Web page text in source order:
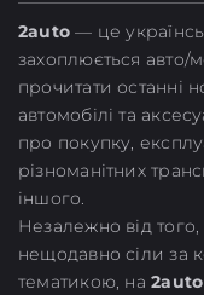
2auto — це
захоплюється авто/
прочитати останні
автомобілі та
про покупку,
різноманітних
іншого.
Незалежно від
нещодавно сіли за
тематикою, на2auto